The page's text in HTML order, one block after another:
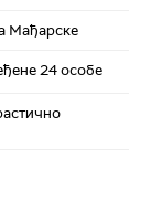
Мађарске
24 особе